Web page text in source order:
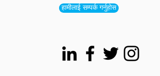
हामीलाई सम्पर्क गर्नुहोस